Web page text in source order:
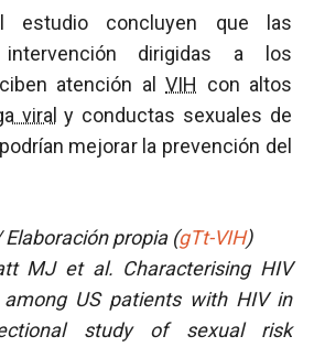
estudio concluyen que las
dirigidas a los
atención alVIH con altos
viral y conductas sexuales de
mejorar la prevención del
propia (gTt-VIH)
MJ et al. Characterising HIV
US patients with HIV in
study of sexual risk